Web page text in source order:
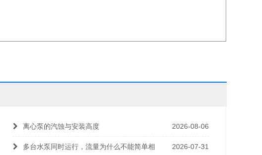
离心泵的汽蚀与安装高度 2026-08-06
多台水泵同时运行，流量为什么不能简单相 2026-07-31